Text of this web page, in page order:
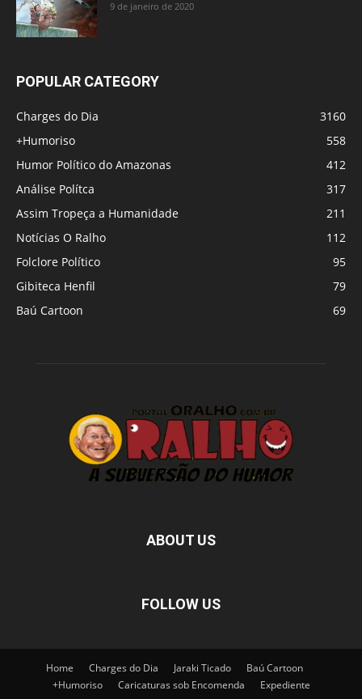
9 de janeiro de 2020
POPULAR CATEGORY
Charges do Dia
3160
+Humoriso
558
Humor Político do Amazonas
412
Análise Polítca
317
Assim Tropeça a Humanidade
211
Notícias O Ralho
112
Folclore Político
95
Gibiteca Henfil
79
Baú Cartoon
69
ABOUT US
FOLLOW US
Home Charges do Dia Jaraki Ticado
Baú Cartoon
+Humoriso
Caricaturas sob Encomenda Expediente